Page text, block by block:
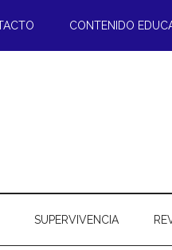
CONTENIDO
SUPERVIVENCIA